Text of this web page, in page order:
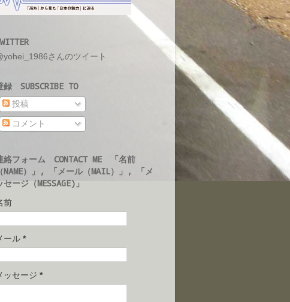
さんのツイート
録 SUBSCRIBE TO
投稿
コメント
絡フォーム CONTACT ME 「名前
（NAME）」, 「メール（MAIL）」, 「メ
セージ（MESSAGE)」
前
ール *
ッセージ *